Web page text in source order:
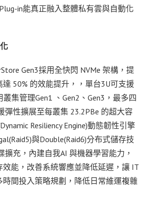
in能真正融入整體私有雲與自動化
Gen3採用全快閃 NVMe 架構，提
50% 的效能提升，，單台3U可支援
集管理Gen1 、Gen2、Gen3，最多四
彈性擴展至每叢集 23.2PBe 的超大容
Resiliency Engine)動態韌性引擎
與Double(Raid6)分布式儲存技
擴充，內建自我AI 與機器學習能力，
能，改善系統響應並降低延遲，讓 IT
間投入策略規劃，降低日常維運複雜